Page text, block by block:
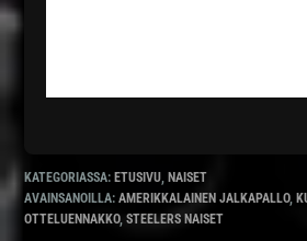
KATEGORIASSA:ETUSIVU ,NAISET
AVAINSANOILLA:AMERIKKALAINEN JALKAPALLO,
OTTELUENNAKKO,STEELERS NAISET